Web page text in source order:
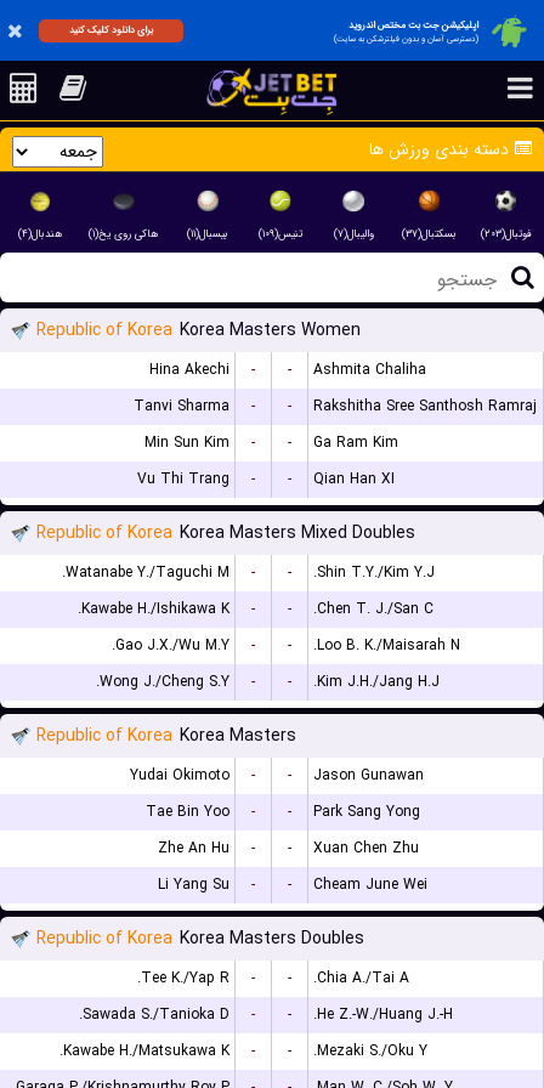
اپلیکیشن جت بت مختص اندروید
(دسترسی آسان و بدون فیلترشکن به سایت)
برای دانلود کلیک کنید
دسته بندی ورزش ها
فوتبال(۲۰۳) بسکتبال(۳۷) والیبال(۷) تنیس(۱۰۹) بیسبال(۱۱) هاکی روی یخ(۱) هندبال(۴)
Republic of Korea Korea Masters Women
Hina Akechi - -
Ashmita Chaliha
Tanvi Sharma
- -
Rakshitha Sree Santhosh Ramraj
Min Sun Kim
- -
Ga Ram Kim
Vu Thi Trang
- - Qian Han XI
Republic of Korea Korea Masters Mixed Doubles
Watanabe Y./Taguchi M. - -
Shin T.Y./Kim Y.J.
Kawabe H./Ishikawa K.
- -
Chen T. J./San C.
Gao J.X./Wu M.Y.
- -
Loo B. K./Maisarah N.
Wong J./Cheng S.Y.
- - Kim J.H./Jang H.J.
Republic of Korea Korea Masters
Yudai Okimoto - -
Jason Gunawan
Tae Bin Yoo
- -
Park Sang Yong
Zhe An Hu
- -
Xuan Chen Zhu
Li Yang Su
- - Cheam June Wei
Republic of Korea Korea Masters Doubles
Tee K./Yap R. - -
Chia A./Tai A.
Sawada S./Tanioka D.
- -
He Z.-W./Huang J.-H.
Kawabe H./Matsukawa K.
- -
Mezaki S./Oku Y.